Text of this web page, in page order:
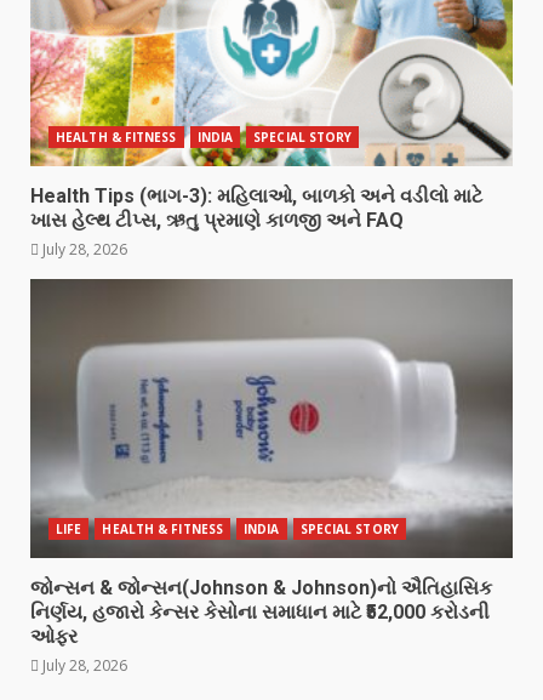
HEALTH & FITNESS INDIA SPECIAL STORY
Health Tips (ભાગ-3): મહિલાઓ, બાળકો અને વડીલો માટે
ખાસ હેલ્થ ટીપ્સ, ઋતુ પ્રમાણે કાળજી અને FAQ
July 28, 2026
LIFE HEALTH & FITNESS INDIA SPECIAL STORY
જોન્સન & જોન્સન(Johnson & Johnson)નો ઐતિહાસિક
નિર્ણય, હજારો કેન્સર કેસોના સમાધાન માટે ₹52,000 કરોડની
ઓફર
July 28, 2026